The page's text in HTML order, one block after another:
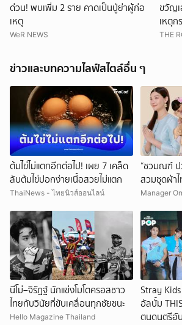
ด่วน! พบเพิ่ม 2 ราย คาดเป็นปู่ย่าผู้ก่อ
เหตุ
WeR NEWS
ขวัญ
เหตุก
THE
ข่าวและบทความไลฟ์สไตล์อื่น ๆ
ต้มไข่ไม่แตกอีกต่อไป! เผย 7 เคล็ด
ลับต้มไข่ปอกง่ายเนื้อสวยไม่แตก
ThaiNews - ไทยนิวส์ออนไลน์
“ชวมณฑ์ ป
สวมชุดผ้า
Manager
นีโม่–จิรัฏฐ์ นักแข่งโมโตครอสชาว
ไทยกับวินัยที่ขับเคลื่อนทุกชัยชนะ
Hello Magazine Thailand
Stray
อัลบั้ม
ตนดนตรีอั